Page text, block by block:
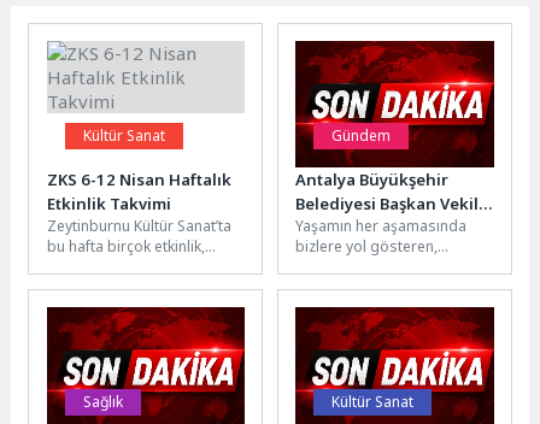
Kültür Sanat
ZKS 6-12 Nisan Haftalık
Etkinlik Takvimi
Zeytinburnu Kültür Sanat’ta
bu hafta birçok etkinlik,
sanatseverleri bekliyor.
Zeytinburnu Kültür Sanat;...
Gündem
Antalya Büyükşehir
Belediyesi Başkan Vekili
Büşra Özdemir’in
Babalar Günü Mesajı
Yaşamın her aşamasında
bizlere yol gösteren,
eden, sevgileriyle güç veren
ve aileleri için...
Sağlık Kültür Sanat